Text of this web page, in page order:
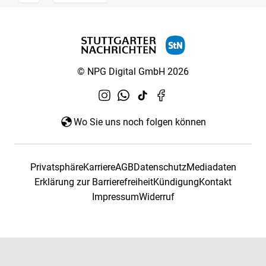
© NPG Digital GmbH 2026
Wo Sie uns noch folgen können
PrivatsphäreKarriereAGBDatenschutzMediadaten
Erklärung zur BarrierefreiheitKündigungKontakt
ImpressumWiderruf